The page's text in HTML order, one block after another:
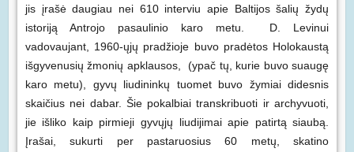
jis įrašė daugiau nei 610 interviu apie Baltijos šalių žydų
istoriją Antrojo pasaulinio karo metu. D. Levinui
vadovaujant, 1960-ųjų pradžioje buvo pradėtos Holokaustą
išgyvenusių žmonių apklausos, (ypač tų, kurie buvo suaugę
karo metu), gyvų liudininkų tuomet buvo žymiai didesnis
skaičius nei dabar. Šie pokalbiai transkribuoti ir archyvuoti,
jie išliko kaip pirmieji gyvųjų liudijimai apie patirtą siaubą.
Įrašai, sukurti per pastaruosius 60 metų, skatino